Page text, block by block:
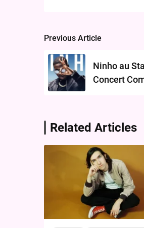
Post
navigation
Previous Article
Ninho au
Concert
Related Articles